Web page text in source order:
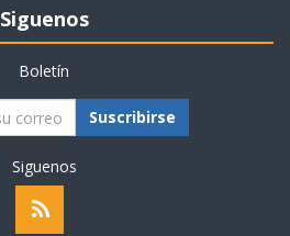
Siguenos
Boletín
Suscribirse
Siguenos